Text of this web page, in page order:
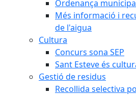
Ordenança
Més informació i
de l'aigua
Cultura
Concurs sona SEP
Sant Esteve és
Gestió de residus
Recollida selectiva